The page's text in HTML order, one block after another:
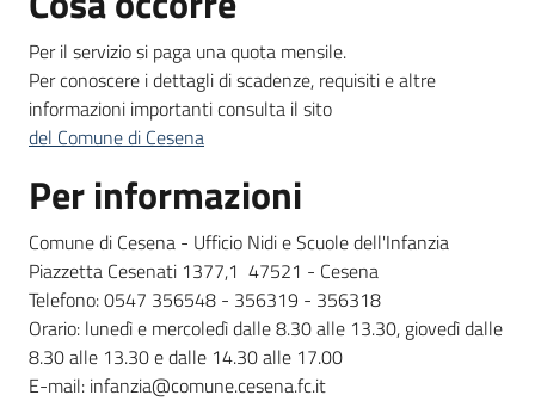
Per il servizio si paga una quota mensile.
Per conoscere i dettagli di scadenze, requisiti e altre
informazioni importanti consulta il sito
del Comune di Cesena
Per informazioni
Comune di Cesena - Ufficio Nidi e Scuole dell'Infanzia
Piazzetta Cesenati 1377,1 47521 - Cesena
Telefono: 0547 356548 - 356319 - 356318
Orario: lunedì e mercoledì dalle 8.30 alle 13.30, giovedì dalle
8.30 alle 13.30 e dalle 14.30 alle 17.00
E-mail: infanzia@comune.cesena.fc.it